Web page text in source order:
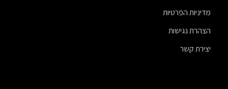
מדיניות הפרטיות
הצהרת נגישות
יצירת קשר